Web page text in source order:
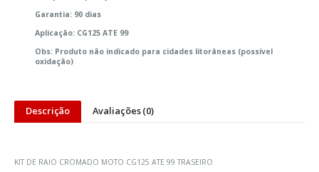
Garantia: 90 dias
Aplicação: CG125 ATE 99
Obs: Produto não indicado para cidades litorâneas (possível
oxidação)
Descrição Avaliações (0)
KIT DE RAIO CROMADO MOTO CG125 ATE 99 TRASEIRO